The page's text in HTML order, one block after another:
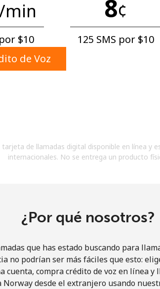
Mínimo 8 caracteres
letra mayúscula y una minúscula
número
Un caracter especial
Al abrir una cuenta en este sitio web, estoy
¡Hola!
min
⁦$10⁩
8¢
125 SMS por ⁦$10⁩
de Voz
de llamadas digital disponible en línea y
internacionales. No se entrega un producto
¿Por qué nosotros?
que has estado buscando para
no podrían ser más fáciles que esto:
cuenta, compra crédito de voz en línea y
Norway desde el extranjero usando